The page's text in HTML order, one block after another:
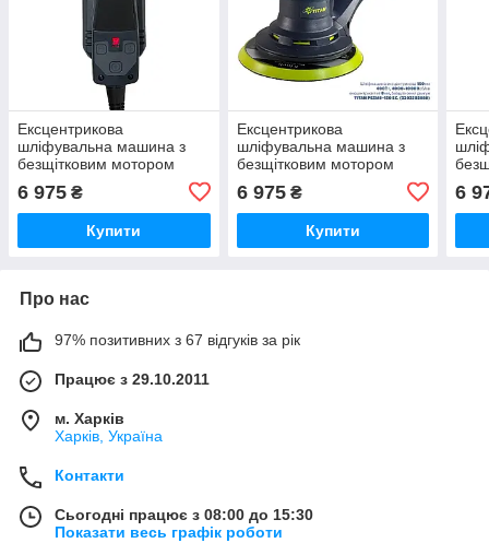
Ексцентрикова
шліфувальна машина з
безщітковим мотором
6 975 ₴
Купити
Ексцентрикова
шліфувальна машина з
безщітковим мотором
6 975₴
Купити
6
Про нас
97% позитивних з 67 відгуків за рік
Працює з 29.10.2011
м. Харків
Харків, Україна
Контакти
Сьогодні працює з 08:00 до 15:30
Показати весь графік роботи